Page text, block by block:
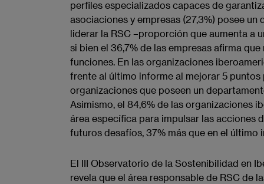
perfiles especializados capaces de
asociaciones y empresas (27,3%) posee
liderar la RSC –proporción que aumenta a
si bien el 36,7% de las empresas afirma
funciones. En las organizaciones
frente al último informe al mejorar 5
organizaciones que poseen un
Asimismo, el 84,6% de las organizaciones
área específica para impulsar las acciones
futuros desafíos, 37% más que en el último
El III Observatorio de la Sostenibilidad en
revela que el área responsable de RSC de